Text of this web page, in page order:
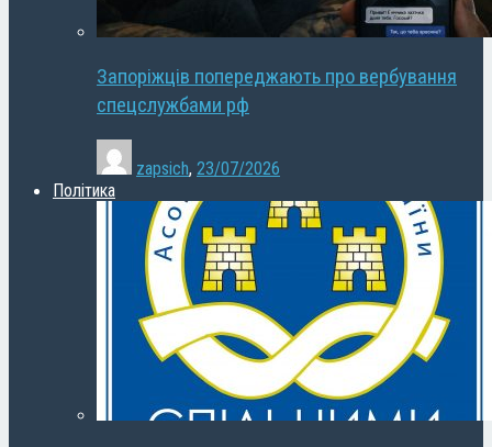
Запоріжців попереджають про вербування
спецслужбами рф
zapsich, 23/07/2026
Політика